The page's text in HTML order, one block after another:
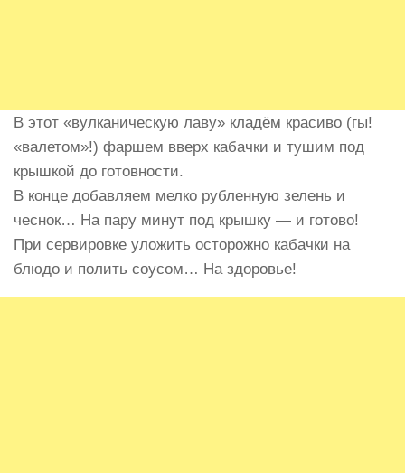
В этот «вулканическую лаву» кладём красиво (гы!
«валетом»!) фаршем вверх кабачки и тушим под
крышкой до готовности.
В конце добавляем мелко рубленную зелень и
чеснок… На пару минут под крышку — и готово!
При сервировке уложить осторожно кабачки на
блюдо и полить соусом… На здоровье!